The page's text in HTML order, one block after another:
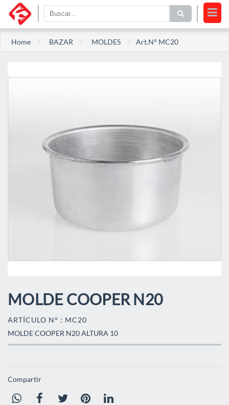
Home BAZAR MOLDES Art.N° MC20
MOLDE COOPER N20
ARTÍCULO N° : MC20
MOLDE COOPER N20 ALTURA 10
Compartir